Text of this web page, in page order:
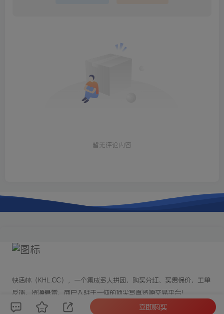
暂无评论内容
立即购买
快活林（KHL.CC），一个集成多人拼团、购买分红、买贵保价、工单
反馈、资源悬赏、商户入驻于一体的顶尖写真资源交易平台!